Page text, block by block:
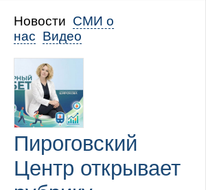
Новости СМИ о
нас Видео
Пироговский
Центр открывает